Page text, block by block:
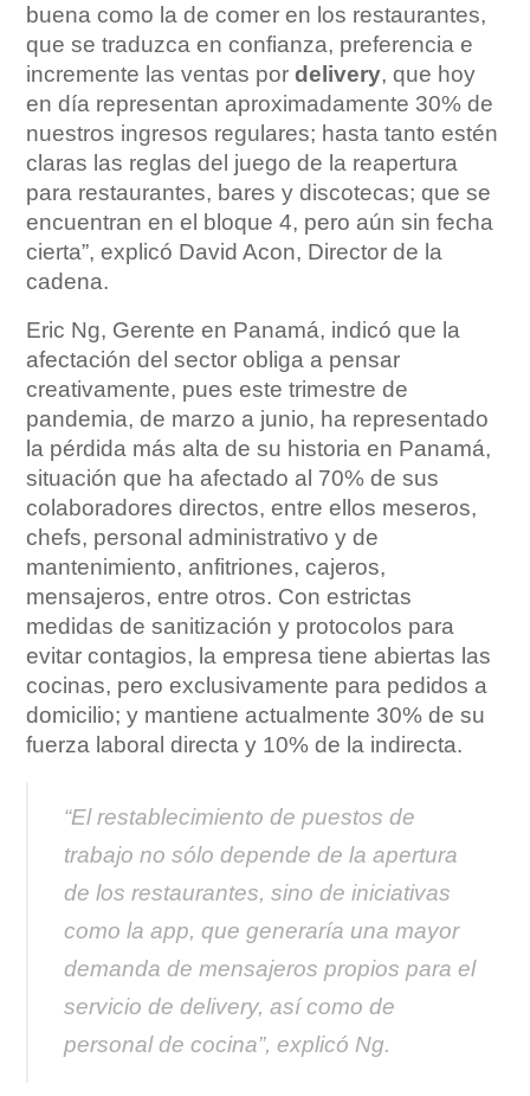
buena como la de comer en los restaurantes,
que se traduzca en confianza, preferencia e
incremente las ventas pordelivery, que hoy
en día representan aproximadamente 30% de
nuestros ingresos regulares; hasta tanto estén
claras las reglas del juego de la reapertura
para restaurantes, bares y discotecas; que se
encuentran en el bloque 4, pero aún sin fecha
cierta”, explicó David Acon, Director de la
cadena.
Eric Ng, Gerente en Panamá, indicó que la
afectación del sector obliga a pensar
creativamente, pues este trimestre de
pandemia, de marzo a junio, ha representado
la pérdida más alta de su historia en Panamá,
situación que ha afectado al 70% de sus
colaboradores directos, entre ellos meseros,
chefs, personal administrativo y de
mantenimiento, anfitriones, cajeros,
mensajeros, entre otros. Con estrictas
medidas de sanitización y protocolos para
evitar contagios, la empresa tiene abiertas las
cocinas, pero exclusivamente para pedidos a
domicilio; y mantiene actualmente 30% de su
fuerza laboral directa y 10% de la indirecta.
“El restablecimiento de puestos de
trabajo no sólo depende de la apertura
de los restaurantes, sino de iniciativas
como la app, que generaría una mayor
demanda de mensajeros propios para el
servicio de delivery, así como de
personal de cocina”, explicó Ng.